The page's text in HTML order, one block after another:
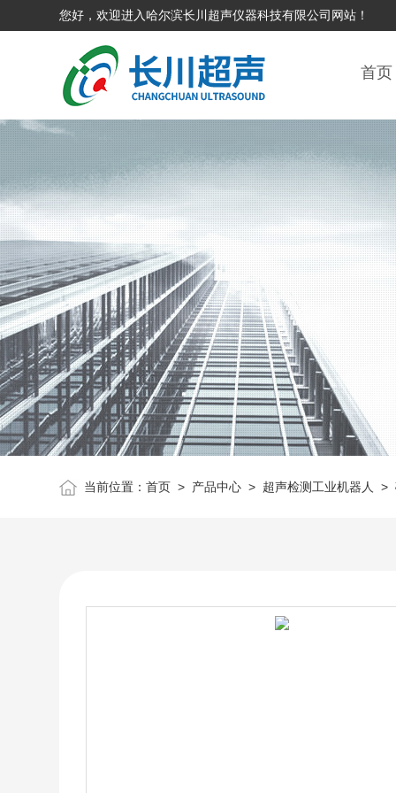
您好，欢迎进入哈尔滨长川超声仪器科技有限公司网站！
首页
当前位置：首页 > 产品中心 > 超声检测工业机器人 >